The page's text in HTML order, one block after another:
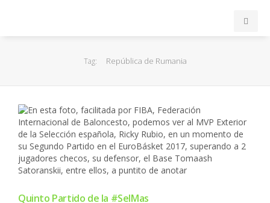
EuroLeague
FEB
Tag: República de Rumania
Quinto Partido de la #SelMas